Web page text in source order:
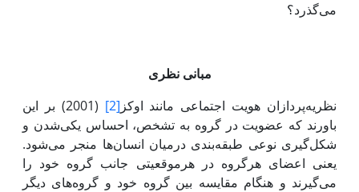
می‌گذرد؟
مبانی نظری
نظریه‌پردازان هویت اجتماعی مانند اوکز [2]
(2001) بر این
باورند که عضویت در گروه به تشخص، احساس یکی‌شدن و
شکل‌گیری نوعی طبقه‌بندی درمیان انسان‌ها منجر می‌شود.
یعنی اعضای هرگروه در هرموقعیتی جانب گروه خود را
می‌گیرند و هنگام مقایسه بین گروه خود و گروه‌های دیگر